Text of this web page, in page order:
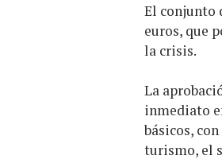
El conjunto
euros, que
la crisis.
La
inmediato
básicos,
turismo, el